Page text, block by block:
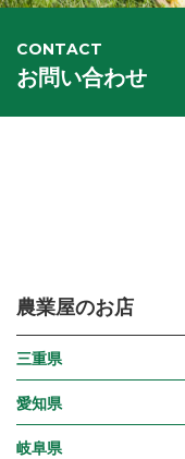
CONTACT
お問い合わせ
農業屋のお店
三重県
愛知県
岐阜県